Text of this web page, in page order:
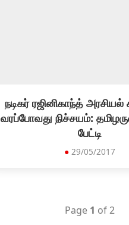
நடிகர் ரஜினிகாந்த்
வரப்போவது நிச்சயம்:
பேட்டி
● 29/05/2017
Page 1 of 2